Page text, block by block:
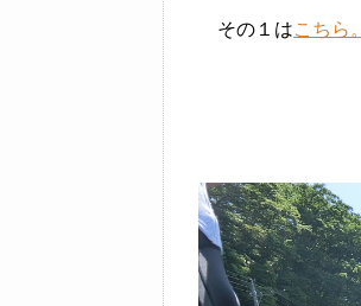
その１はこちら。